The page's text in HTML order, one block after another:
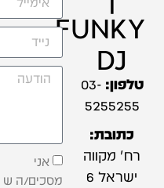
FUNKY
DJ
טלפון: 03-
5255255
כתובת:
רח' מקווה
ישראל 6
אני
מסכים/ה ש